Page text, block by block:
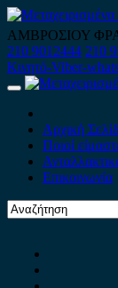
Skip
to
content
ΑΜΒΡΟΣΙΟΥ
210 9012444 210
Κινητό-Viber-
Primary
Αρχική
Ποιοί
Επικοινωνία